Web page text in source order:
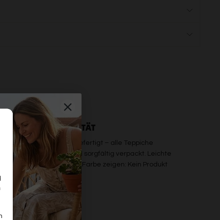
PREMIUM QUALITÄT
maschinell oder handgefertigt – alle Teppiche
einzeln geprüft und sorgfältig verpackt. Leichte
in Maß oder Farbe zeigen: Kein Produkt
der Stange.